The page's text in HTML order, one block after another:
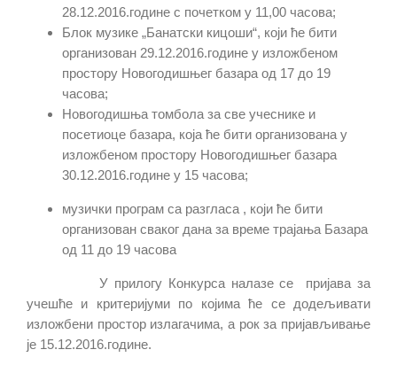
28.12.2016.године с почетком у 11,00 часова;
Блок музике „Банатски кицоши“, који ће бити
организован 29.12.2016.године у изложбеном
простору Новогодишњег базара од 17 до 19
часова;
Новогодишња томбола за све учеснике и
посетиоце базара, која ће бити организована у
изложбеном простору Новогодишњег базара
30.12.2016.године у 15 часова;
музички програм са разгласа , који ће бити
организован сваког дана за време трајања Базара
од 11 до 19 часова
У прилогу Конкурса налазе се пријава за
учешће и критеријуми по којима ће се додељивати
изложбени простор излагачима, а рок за пријављивање
је 15.12.2016.године.